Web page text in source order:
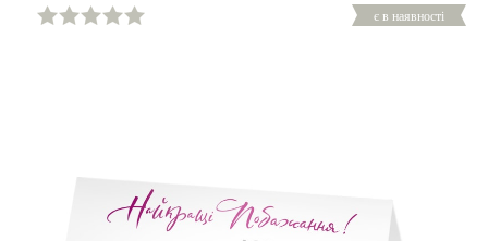
є в наявності